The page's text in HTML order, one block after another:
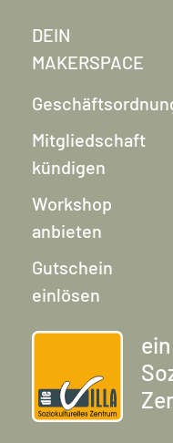
DEIN
MAKERSPACE
Mitgliedschaft
kündigen
Workshop
anbieten
Gutschein
einlösen